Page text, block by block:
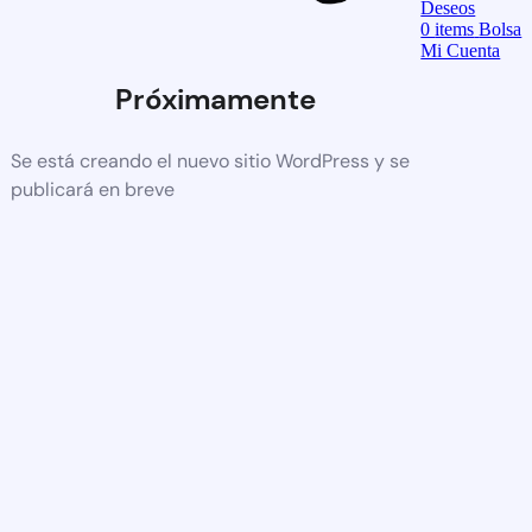
Próximamente
Se está creando el nuevo sitio WordPress y se
publicará en breve
Deseos
0items Bolsa
Mi Cuenta